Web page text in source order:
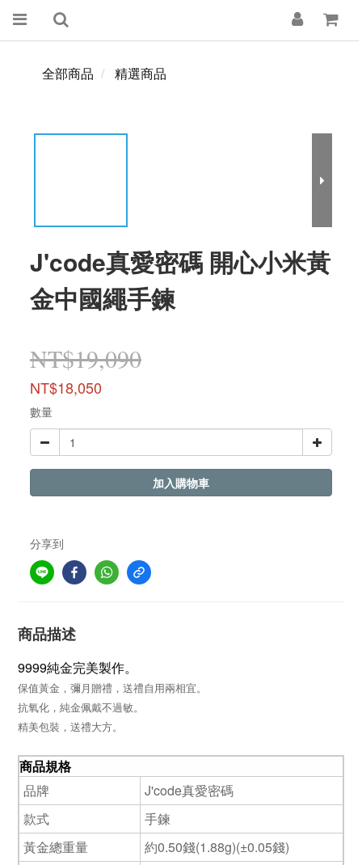
全部商品 精選商品
J'code真愛密碼 開心小米黃
金中國繩手鍊
NT$19,090
NT$18,050
數量
加入購物車
分享到
商品描述
9999純金完美製作。
保值黃金，彌月贈禮，送禮自用兩相宜。
抗氧化，純金佩戴不過敏。
精美包裝，送禮大方。
商品規格
品牌
J'code真愛密碼
款式
手鍊
黃金總重量
約0.50錢(1.88g)(±0.05錢)